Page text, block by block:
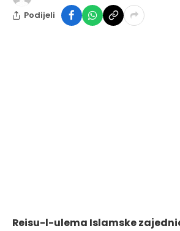
Podijeli
Reisu-l-ulema Islamske